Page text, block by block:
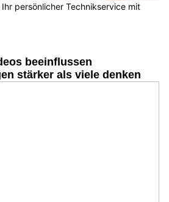
Ihr persönlicher Technikservice mit
beeinflussen
stärker als viele denken